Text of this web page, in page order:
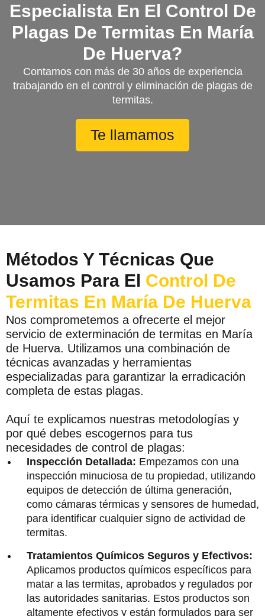
Especialista En El Control De
Plagas De Termitas En María
De Huerva?
Contamos con más de 30 años de experiencia
trabajando en el control y eliminación de plagas de
termitas.
Te llamamos
Métodos Y Técnicas Que
Usamos Para El Control De
Termitas En María De Huerva
Nos comprometemos a ofrecerte el mejor
servicio de exterminación de termitas en María
de Huerva. Utilizamos una combinación de
técnicas avanzadas y herramientas
especializadas para garantizar la erradicación
completa de estas plagas.
Aquí te explicamos nuestras metodologías y
por qué debes escogernos para tus
necesidades de control de plagas:
Inspección Detallada: Empezamos con una
inspección minuciosa de tu propiedad, utilizando
equipos de detección de última generación,
como cámaras térmicas y sensores de humedad,
para identificar cualquier signo de actividad de
termitas.
Tratamientos Químicos Seguros y Efectivos:
Aplicamos productos químicos específicos para
matar a las termitas, aprobados y regulados por
las autoridades sanitarias. Estos productos son
altamente efectivos y están formulados para ser